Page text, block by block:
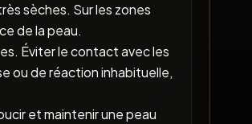
sèches. Sur les zones
de la peau.
Éviter le contact avec les
ou de réaction inhabituelle,
et maintenir une peau